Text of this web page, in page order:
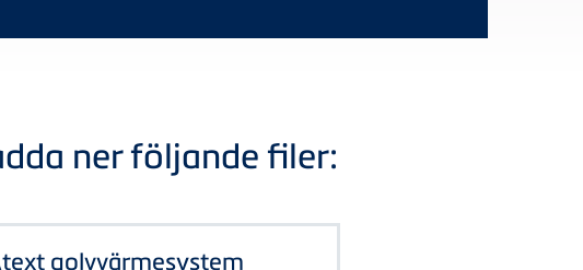
ner följande filer:
golvvärmesystem